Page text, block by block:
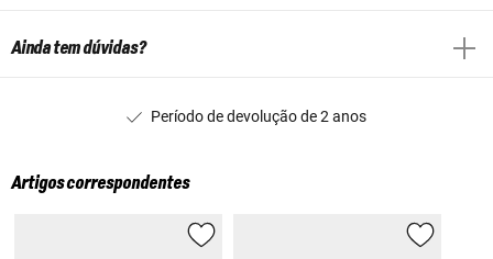
Ainda tem dúvidas?
Período de devolução de 2 anos
Artigos correspondentes